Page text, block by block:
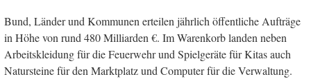
Bund, Länder und Kommunen erteilen jährlich öffentliche Aufträge
in Höhe von rund 480 Milliarden €. Im Warenkorb landen neben
Arbeitskleidung für die Feuerwehr und Spielgeräte für Kitas auch
Natursteine für den Marktplatz und Computer für die Verwaltung.